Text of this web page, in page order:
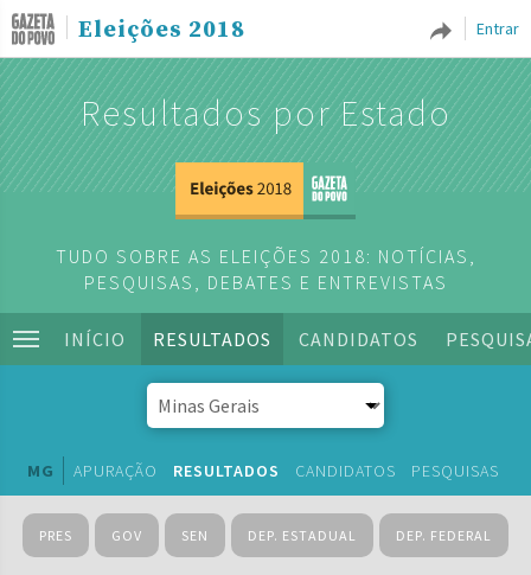
Entrar
Eleições 2018
Resultados por Estado
TUDO SOBRE AS ELEIÇÕES 2018: NOTÍCIAS,
PESQUISAS, DEBATES E ENTREVISTAS
INÍCIO RESULTADOS CANDIDATOS
MG APURAÇÃO RESULTADOS CANDIDATOS PESQUISAS
PRES GOV SEN DEP. ESTADUAL DEP. FEDERAL